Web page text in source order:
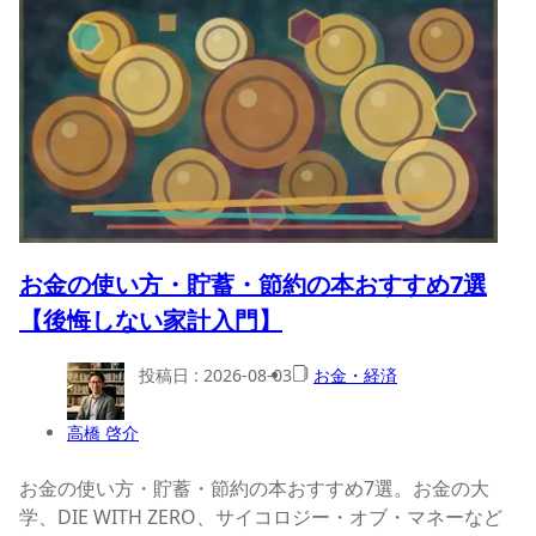
お金の使い方・貯蓄・節約の本おすすめ7選
【後悔しない家計入門】
高橋 啓介
投稿日 : 2026-08-03 お金・経済
お金の使い方・貯蓄・節約の本おすすめ7選。お金の大
学、DIE WITH ZERO、サイコロジー・オブ・マネーなど